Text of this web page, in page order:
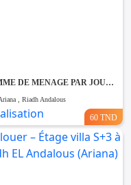
FEMME DE MENAGE PAR JOUR A RIADH ANNDALOUS
, Riadh Andalous
60 TND